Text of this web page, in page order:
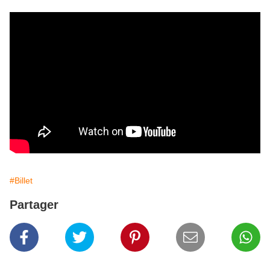
#Billet
Partager